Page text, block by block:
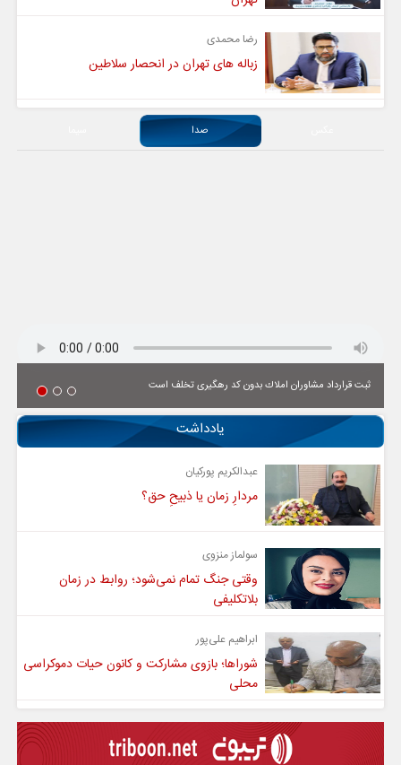
رضا محمدی
زباله های تهران در انحصار سلاطین
صدا
ثبت قرارداد مشاوران املاك بدون كد رهگیری تخلف است
یادداشت
عبدالکریم پورکیان
مردارِ زمان یا ذبیحِ حق؟
سولماز منزوی
وقتی جنگ تمام نمی‌شود؛ روابط در زمان
بلاتکلیفی
ابراهیم علی‌پور
شوراها؛ بازوی مشارکت و کانون حیات دموکراسی
محلی